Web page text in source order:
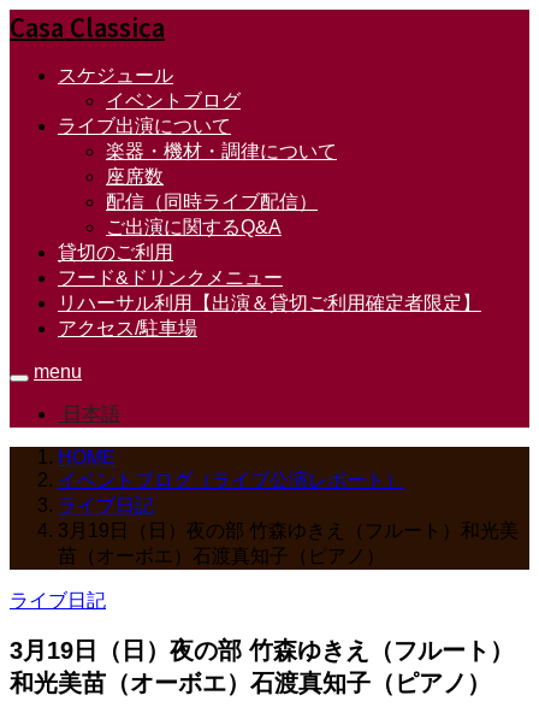
Casa Classica
スケジュール
イベントブログ
ライブ出演について
楽器・機材・調律について
座席数
配信（同時ライブ配信）
ご出演に関するQ&A
貸切のご利用
フード&ドリンクメニュー
リハーサル利用【出演＆貸切ご利用確定者限定】
アクセス/駐車場
menu
日本語
HOME
イベントブログ（ライブ公演レポート）
ライブ日記
3月19日（日）夜の部 竹森ゆきえ（フルート）和光美
苗（オーボエ）石渡真知子（ピアノ）
ライブ日記
3月19日（日）夜の部 竹森ゆきえ（フルート）
和光美苗（オーボエ）石渡真知子（ピアノ）